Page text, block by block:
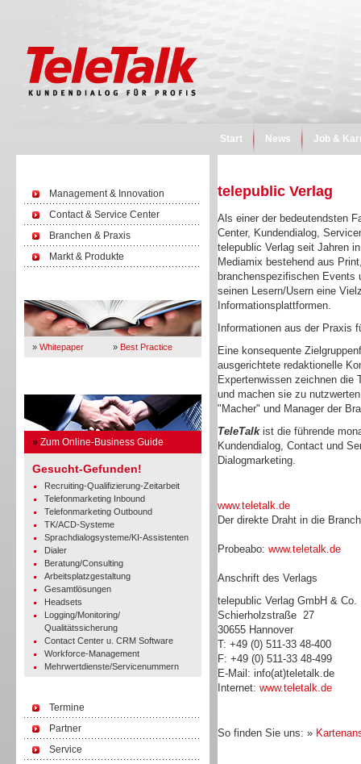
Start News Job &
Management & Innovation
Contact & Service Center
Branchen & Praxis
Markt & Produkte
» Whitepaper » Best Practice
» Zum Online-Business Guide
Gesucht-Gefunden!
Recruiting-Qualifizierung-Zeitarbeit
Telefonmarketing Inbound
Telefonmarketing Outbound
TK/ACD-Systeme
Sprachdialogsysteme/KI-Assistenten
Dialer
Beratung/Consulting
Arbeitsplatzgestaltung
Gesamtlösungen
Headsets
Logging/Monitoring/
Qualitätssicherung
Contact Center u. CRM Software
Workforce-Management
Mehrwertdienste/Servicenummern
Termine
Partner
Service
telepublic Verlag
Als einer der bedeutendsten
Center, Kundendialog,
telepublic Verlag seit Jahren
Mediamix bestehend aus
branchenspezifischen Events
seinen Lesern/Usern eine
Informationsplattformen.
Informationen aus der Praxis
Eine konsequente
ausgerichtete redaktionelle
Expertenwissen zeichnen die
und machen sie zu
"Macher" und Manager der
TeleTalkist die führende
Kundendialog, Contact und
Dialogmarketing.
www.teletalk.de
Der direkte Draht in die
Probeabo: www.teletalk.de
Anschrift des Verlags
telepublic Verlag GmbH & Co.
Schierholzstraße 27
30655 Hannover
T: +49 (0) 511-33 48-400
F: +49 (0) 511-33 48-499
E-Mail: info(at)teletalk.de
Internet: www.teletalk.de
So finden Sie uns: »